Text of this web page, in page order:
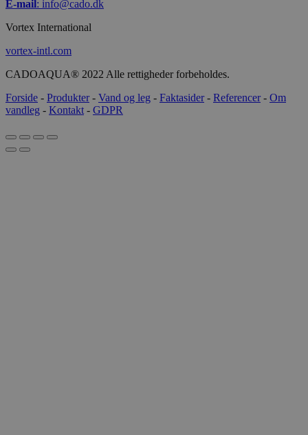
E-mail: info@cado.dk
Vortex International
vortex-intl.com
CADOAQUA® 2022 Alle rettigheder forbeholdes.
Forside - Produkter- Vand og leg - Faktasider- Referencer- Om
vandleg - Kontakt - GDPR